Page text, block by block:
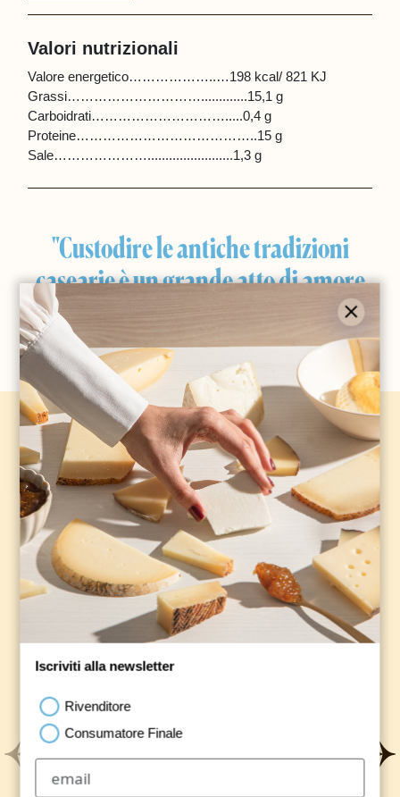
Valori nutrizionali
Valore energetico………………..…198 kcal/ 821 KJ
Grassi………………………….............15,1 g
Carboidrati………………………….....0,4 g
Proteine…………………………………..15 g
Sale…………………........................1,3 g
"Custodire le antiche tradizioni
casearie è un grande atto di amore
verso il futuro."
Hai già visto tutti i nostri
prodotti?
Burrata e stracciatella
Iscriviti alla newsletter
Rivenditore
Consumatore Finale